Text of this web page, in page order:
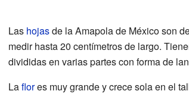
Las hojasde la Amapola de México son
medir hasta 20 centímetros de largo.
divididas en varias partes con forma de
Laflores muy grande y crece sola en el